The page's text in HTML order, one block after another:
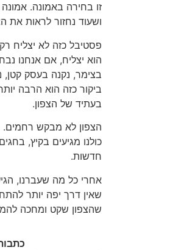
זו בחירה באמונה.
ושעוד נחזור לראות את
פסטיבל כזה לא יצליח
הוא יצליח, אם אנחנו
בצימר, נקנה בעסק
ביקור כזה הוא הרבה
בעתיד של הצפון.
הצפון לא מבקש רחמים.
כולנו מגיעים בקיץ,
חדשות.
אחרי כל מה שעברנו,
שאין דרך יפה יותר
שהצפון שקט ומחכה